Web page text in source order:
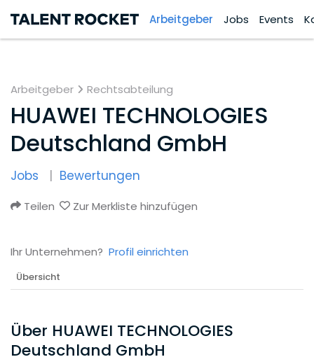
Arbeitgeber Jobs Events
Arbeitgeber Rechtsabteilung
HUAWEI TECHNOLOGIES
Deutschland GmbH
Jobs Bewertungen
Teilen Zur Merkliste hinzufügen
Ihr Unternehmen? Profil einrichten
Übersicht
Über HUAWEI TECHNOLOGIES
Deutschland GmbH